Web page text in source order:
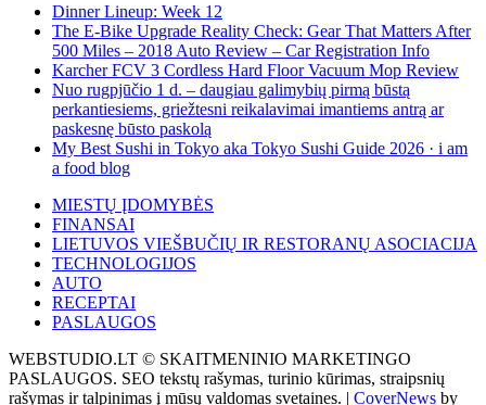
Dinner Lineup: Week 12
The E-Bike Upgrade Reality Check: Gear That Matters After
500 Miles – 2018 Auto Review – Car Registration Info
Karcher FCV 3 Cordless Hard Floor Vacuum Mop Review
Nuo rugpjūčio 1 d. – daugiau galimybių pirmą būstą
perkantiesiems, griežtesni reikalavimai imantiems antrą ar
paskesnę būsto paskolą
My Best Sushi in Tokyo aka Tokyo Sushi Guide 2026 · i am
a food blog
MIESTŲ ĮDOMYBĖS
FINANSAI
LIETUVOS VIEŠBUČIŲ IR RESTORANŲ ASOCIACIJA
TECHNOLOGIJOS
AUTO
RECEPTAI
PASLAUGOS
WEBSTUDIO.LT © SKAITMENINIO MARKETINGO
PASLAUGOS. SEO tekstų rašymas, turinio kūrimas, straipsnių
rašymas ir talpinimas į mūsų valdomas svetaines. | CoverNews by